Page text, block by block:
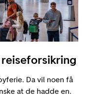
Da vil noen få
at de hadde en.